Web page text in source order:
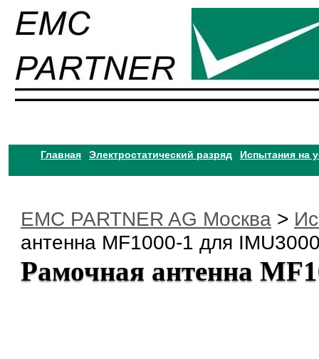
Главная Электростатический разряд Испытания на
EMC PARTNER AG Москва >
антенна MF1000-1 для
Рамочная антенна